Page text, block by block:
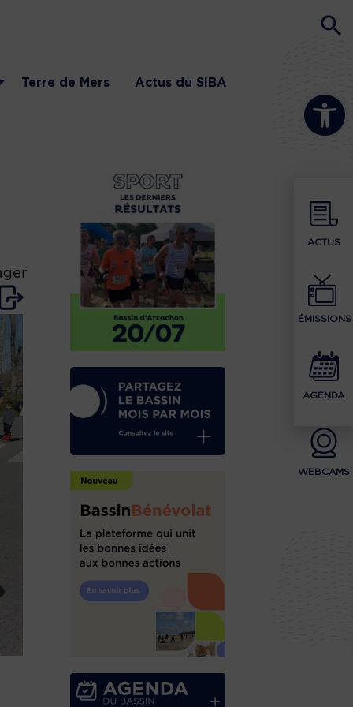
Ouvrir la
ACTUS
ÉMISSIONS
AGENDA
WEBCAMS
Terre de Mers Actus du SIBA